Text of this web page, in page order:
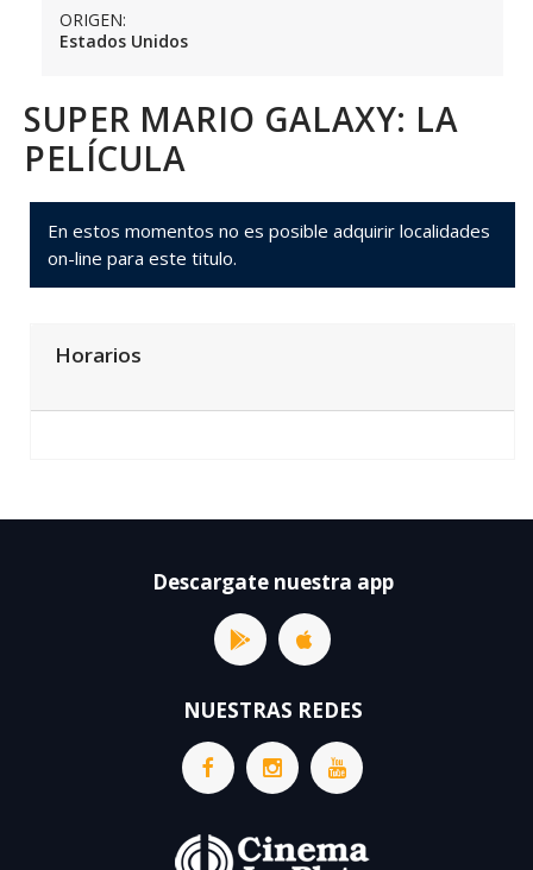
ORIGEN:
Estados Unidos
SUPER MARIO GALAXY: LA
PELÍCULA
En estos momentos no es posible adquirir localidades
on-line para este titulo.
Horarios
Descargate nuestra app
NUESTRAS REDES